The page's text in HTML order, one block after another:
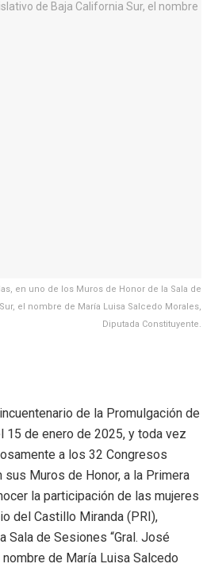
en uno de los Muros de Honor de la Sala de
el nombre de María Luisa Salcedo Morales,
Diputada Constituyente.
de la Promulgación de
15 de enero de 2025, y toda vez
a los 32 Congresos
Muros de Honor, a la Primera
la participación de las mujeres
del Castillo Miranda (PRI),
Sala de Sesiones “Gral. José
de María Luisa Salcedo